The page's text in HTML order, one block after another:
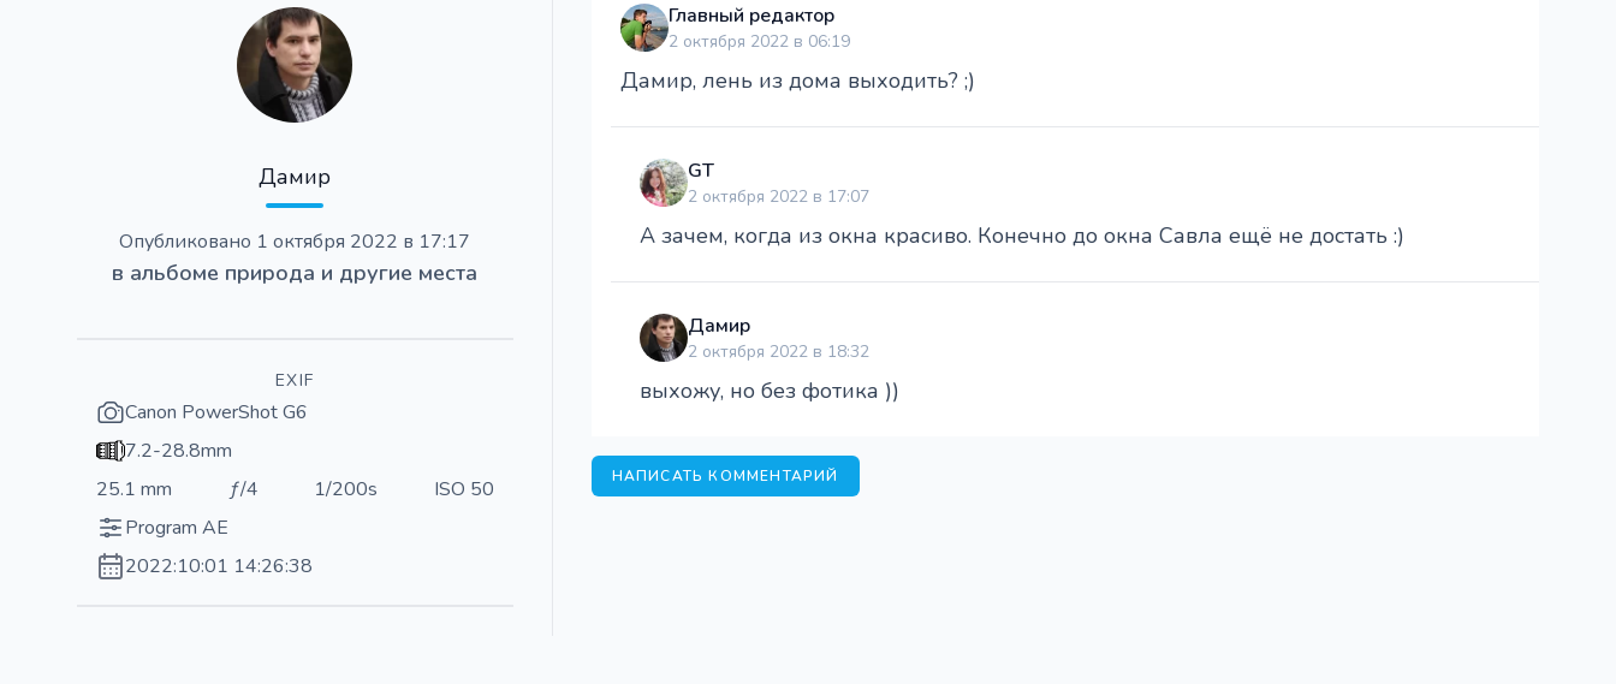
Дамир
Опубликовано 1 октября 2022 в 17:17
в альбоме природа и другие места
EXIF
Canon PowerShot G6
7.2-28.8mm
25.1 mm
ƒ/4 1/200s
ISO 50
Program AE
2022:10:01 14:26:38
Главный редактор
2 октября 2022 в 06:19
Дамир, лень из дома выходить? ;)
GT
2 октября 2022 в 17:07
А зачем, когда из окна красиво. Конечно до окна Савла ещё не достать :)
Дамир
2 октября 2022 в 18:32
выхожу, но без фотика ))
НАПИСАТЬ КОММЕНТАРИЙ